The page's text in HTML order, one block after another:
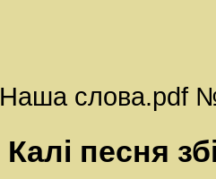
Наша слова.pdf
Калi песня